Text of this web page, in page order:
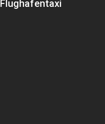
Flughafentaxi